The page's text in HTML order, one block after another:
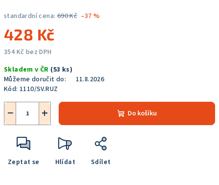
standardní cena: 690 Kč –37 %
428 Kč
354 Kč bez DPH
cena:
Skladem v ČR (53 ks)
Můžeme doručit do:
11.8.2026
Kód: 1110/SV.RUZ
+
− Do košíku
Zeptat se Hlídat Sdílet